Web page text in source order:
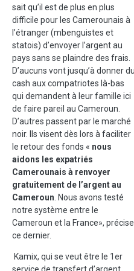
sait qu’il est de plus en plus
difficile pour les Camerounais à
l’étranger (mbenguistes et
statois) d’envoyer l’argent au
pays sans se plaindre des frais.
D’aucuns vont jusqu’à donner du
cash aux compatriotes là-bas
qui demandent à leur famille ici
de faire pareil au Cameroun.
D’autres passent par le marché
noir. Ils visent dès lors à faciliter
le retour des fonds « nous
aidons les expatriés
Camerounais à renvoyer
gratuitement de l’argent au
Cameroun . Nous avons testé
notre système entre le
Cameroun et la France», précise
ce dernier.
Kamix, qui se veut être le 1er